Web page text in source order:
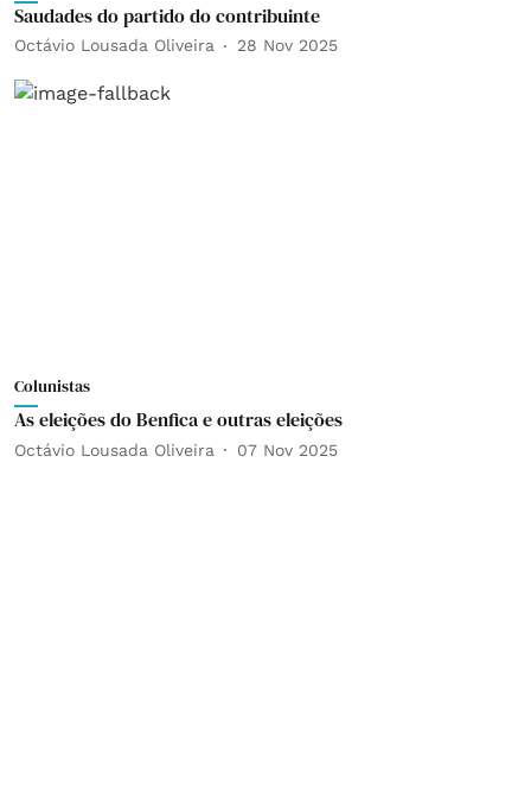
Saudades do partido do contribuinte
Octávio Lousada Oliveira 28 Nov 2025
Colunistas
As eleições do Benfica e outras eleições
Octávio Lousada Oliveira 07 Nov 2025